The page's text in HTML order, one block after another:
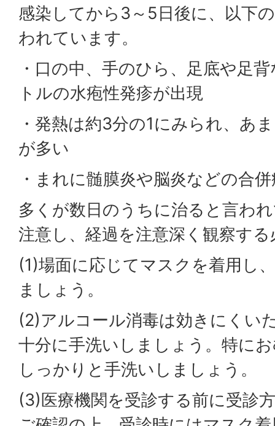
感染してから3～5日後に、以下
われています。
・口の中、手のひら、足底や足
トルの水疱性発疹が出現
・発熱は約3分の1にみられ、あ
が多い
・まれに髄膜炎や脳炎などの合
多くが数日のうちに治ると言わ
注意し、経過を注意深く観察す
(1)場面に応じてマスクを着用し
ましょう。
(2)アルコール消毒は効きにくい
十分に手洗いしましょう。特に
しっかりと手洗いしましょう。
(3)医療機関を受診する前に受診